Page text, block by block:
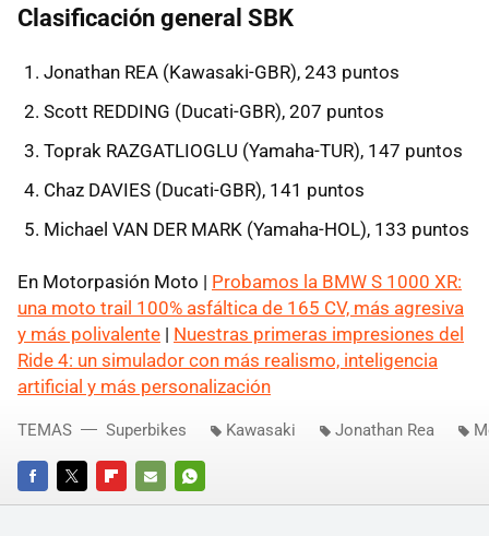
Clasificación general SBK
Jonathan REA (Kawasaki-GBR), 243 puntos
Scott REDDING (Ducati-GBR), 207 puntos
Toprak RAZGATLIOGLU (Yamaha-TUR), 147 puntos
Chaz DAVIES (Ducati-GBR), 141 puntos
Michael VAN DER MARK (Yamaha-HOL), 133 puntos
En Motorpasión Moto | Probamos la BMW S 1000 XR:
una moto trail 100% asfáltica de 165 CV, más agresiva
y más polivalente | Nuestras primeras impresiones del
Ride 4: un simulador con más realismo, inteligencia
artificial y más personalización
FACEBOOKTWITTERFLIPBOARD
E-
WHATSAPP
TEMAS Superbikes Kawasaki Jonathan Rea